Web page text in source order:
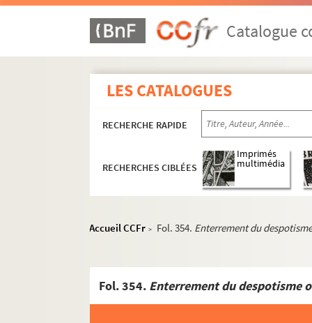
Catalogue
LES CATALOGUES
RECHERCHE RAPIDE
RECHERCHES CIBLÉES
Imprimés
multimédia
Accueil CCFr > Fol. 354. Enterrement du
Fol. 354. Enterrement du despotisme